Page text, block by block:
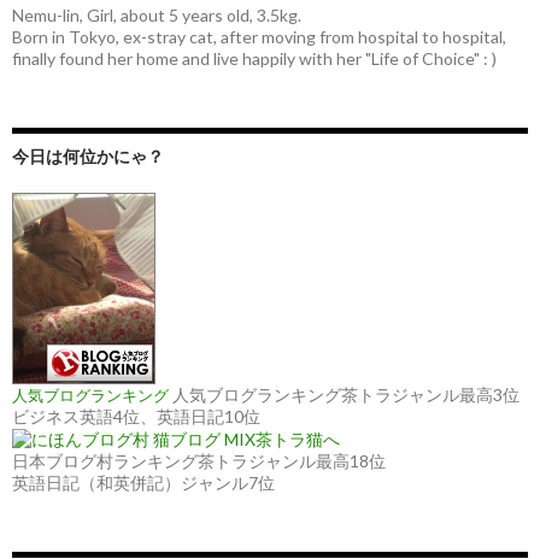
Nemu-lin, Girl, about 5 years old, 3.5kg.
Born in Tokyo, ex-stray cat, after moving from hospital to hospital,
finally found her home and live happily with her "Life of Choice" : )
今日は何位かにゃ？
人気ブログランキング 人気ブログランキング茶トラジャンル最高3位
ビジネス英語4位、英語日記10位
日本ブログ村ランキング茶トラジャンル最高18位
英語日記（和英併記）ジャンル7位